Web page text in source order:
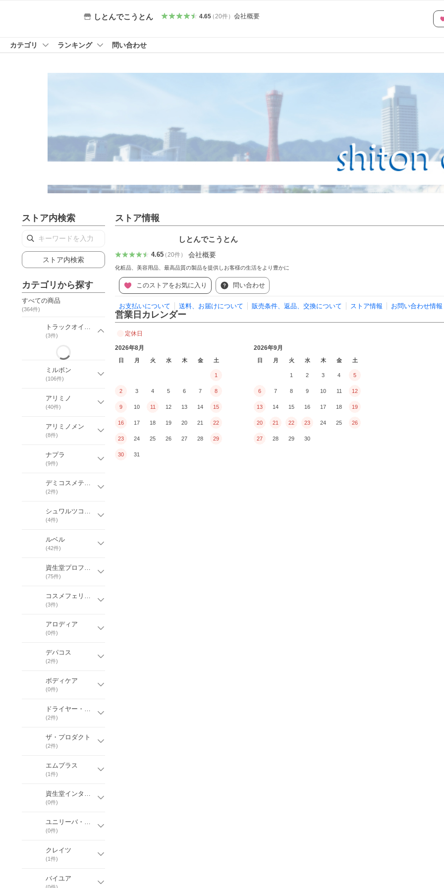
しとんでこうとん 4.65（ 20件） 会社概要
カテゴリ ランキング 問い合わせ
ストア内検索
ストア内検索
カテゴリから探す
すべての商品
(364件)
トラックオイル[ジョエルロティ]
(3件)
ミルボン
(106件)
アリミノ
(40件)
アリミノメン
(8件)
ナプラ
(9件)
デミコスメティクス
(2件)
シュワルツコフプロフェッショナル
(4件)
ルベル
(42件)
資生堂プロフェッショナル
(75件)
コスメフェリーチェ
(3件)
アロディア
(0件)
デパコス
(2件)
ボディケア
(0件)
ドライヤー・ヘアアイロン
(2件)
ザ・プロダクト
(2件)
エムプラス
(1件)
資生堂インターナショナル
(0件)
ユニリーバ・ジャパン
(0件)
クレイツ
(1件)
バイユア
(0件)
ストア情報
しとんでこうとん
4.65（ 20件） 会社概要
化粧品、美容用品、最高品質の製品を提供しお客様の生活をより豊かに
このストアをお気に入り 問い合わせ
お支払いについて 送料、お届けについて 販売条件、返品、交換について ストア情報 お問い合わせ情報
営業日カレンダー
定休日
2026年8月
日 月 火 水 木 金 土
1
2 3 4 5 6 7 8
9 10 11 12 13 14 15
16 17 18 19 20 21 22
23 24 25 26 27 28 29
30 31
2026年9月
日 月 火 水 木 金 土
1 2 3 4 5
6 7 8 9 10 11 12
13 14 15 16 17 18 19
20 21 22 23 24 25 26
27 28 29 30